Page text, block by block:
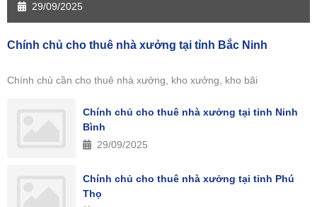
29/09/2025
Chính chủ cho thuê nhà xưởng tại tỉnh Bắc Ninh
Chính chủ cần cho thuê nhà xưởng, kho xưởng, kho bãi
Chính chủ cho thuê nhà xưởng tại tỉnh Ninh
Bình
29/09/2025
Chính chủ cho thuê nhà xưởng tại tỉnh Phú
Thọ